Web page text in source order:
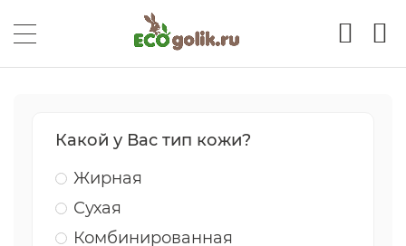
Какой у Вас тип кожи?
Жирная
Сухая
Комбинированная